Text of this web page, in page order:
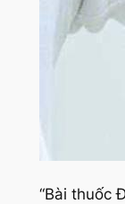
“Bài thuốc